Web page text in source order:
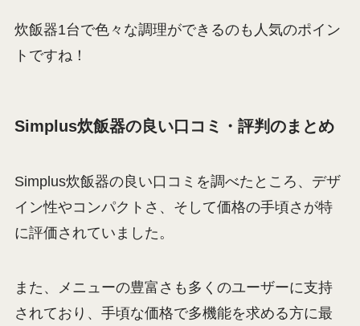
炊飯器1台で色々な調理ができるのも人気のポイン
トですね！
Simplus炊飯器の良い口コミ・評判のまとめ
Simplus炊飯器の良い口コミを調べたところ、デザ
イン性やコンパクトさ、そして価格の手頃さが特
に評価されていました。
また、メニューの豊富さも多くのユーザーに支持
されており、手頃な価格で多機能を求める方に最